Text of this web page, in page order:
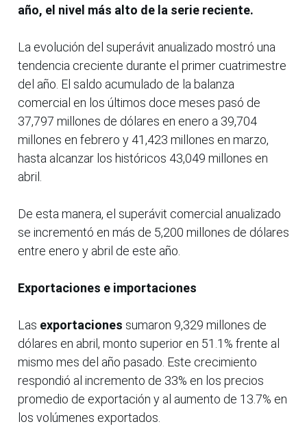
año, el nivel más alto de la serie reciente.
La evolución del superávit anualizado mostró una
tendencia creciente durante el primer cuatrimestre
del año. El saldo acumulado de la balanza
comercial en los últimos doce meses pasó de
37,797 millones de dólares en enero a 39,704
millones en febrero y 41,423 millones en marzo,
hasta alcanzar los históricos 43,049 millones en
abril.
De esta manera, el superávit comercial anualizado
se incrementó en más de 5,200 millones de dólares
entre enero y abril de este año.
Exportaciones e importaciones
Las exportaciones sumaron 9,329 millones de
dólares en abril, monto superior en 51.1% frente al
mismo mes del año pasado. Este crecimiento
respondió al incremento de 33% en los precios
promedio de exportación y al aumento de 13.7% en
los volúmenes exportados.